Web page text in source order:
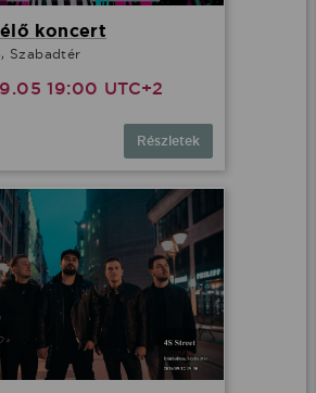
koncert
Szabadtér
19:00 UTC+2
Részletek